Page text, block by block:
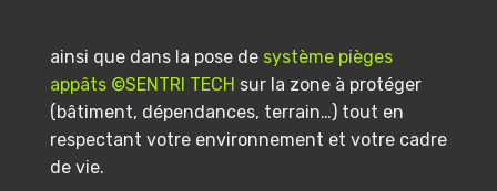
ainsi que dans la pose de système pièges
appâts ©SENTRI TECH sur la zone à protéger
(bâtiment, dépendances, terrain…) tout en
respectant votre environnement et votre cadre
de vie.